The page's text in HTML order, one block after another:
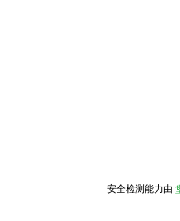
安全检测能力由